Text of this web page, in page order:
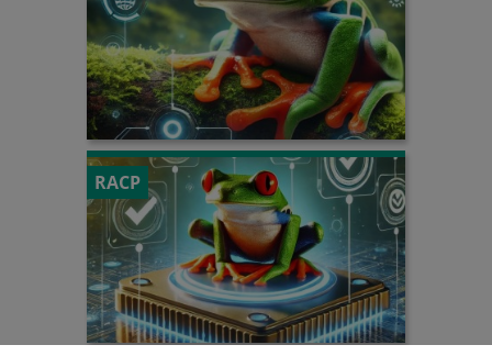
RACP